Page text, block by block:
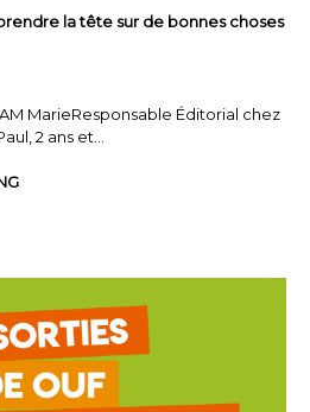
la tête sur de bonnes choses
MarieResponsable Éditorial chez
2 ans et…